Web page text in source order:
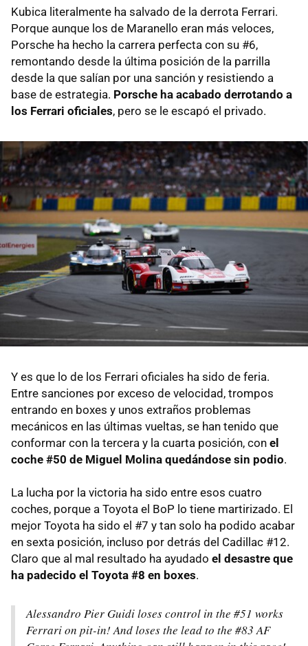
Kubica literalmente ha salvado de la derrota Ferrari.
Porque aunque los de Maranello eran más veloces,
Porsche ha hecho la carrera perfecta con su #6,
remontando desde la última posición de la parrilla
desde la que salían por una sanción y resistiendo a
base de estrategia. Porsche ha acabado derrotando a
los Ferrari oficiales, pero se le escapó el privado.
Y es que lo de los Ferrari oficiales ha sido de feria.
Entre sanciones por exceso de velocidad, trompos
entrando en boxes y unos extraños problemas
mecánicos en las últimas vueltas, se han tenido que
conformar con la tercera y la cuarta posición, con el
coche #50 de Miguel Molina quedándose sin podio.
La lucha por la victoria ha sido entre esos cuatro
coches, porque a Toyota el BoP lo tiene martirizado. El
mejor Toyota ha sido el #7 y tan solo ha podido acabar
en sexta posición, incluso por detrás del Cadillac #12.
Claro que al mal resultado ha ayudado el desastre que
ha padecido el Toyota #8 en boxes.
Alessandro Pier Guidi loses control in the #51 works
Ferrari on pit-in! And loses the lead to the #83 AF